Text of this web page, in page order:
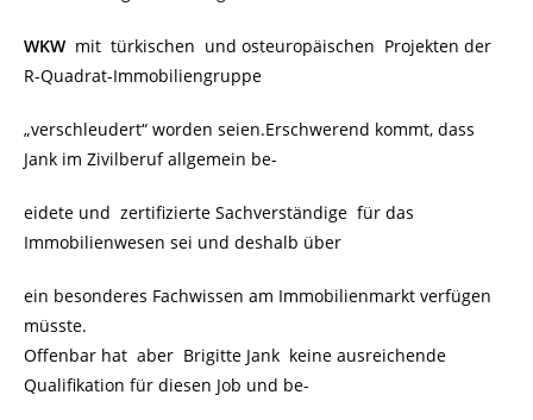
WKW mit türkischen und osteuropäischen Projekten der
R-Quadrat-Immobiliengruppe
„verschleudert“ worden seien.Erschwerend kommt, dass
Jank im Zivilberuf allgemein be-
eidete und zertifizierte Sachverständige für das
Immobilienwesen sei und deshalb über
ein besonderes Fachwissen am Immobilienmarkt verfügen
müsste.
Offenbar hat aber Brigitte Jank keine ausreichende
Qualifikation für diesen Job und be-